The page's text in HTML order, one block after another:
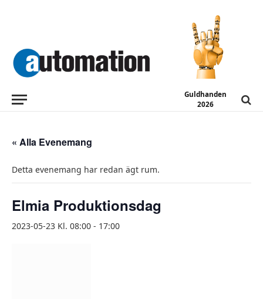
Guldhanden
2026
« Alla Evenemang
Detta evenemang har redan ägt rum.
Elmia Produktionsdag
2023-05-23 Kl. 08:00 - 17:00